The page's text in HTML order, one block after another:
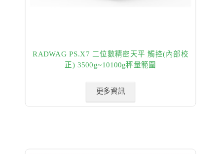
RADWAG PS.X7 二位數精密天平 觸控(內部校
正) 3500g~10100g秤量範圍
更多資訊